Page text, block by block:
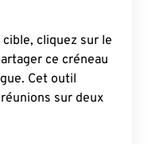
cliquez sur le
ce créneau
Cet outil
sur deux